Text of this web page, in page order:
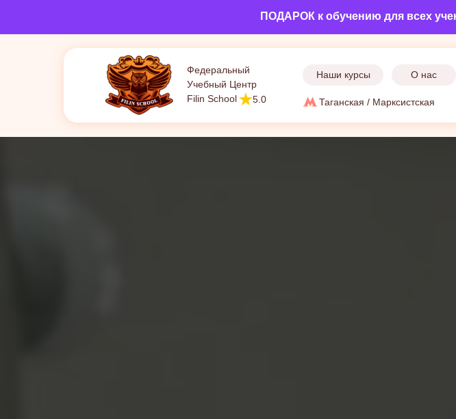
ПОДАРОК к обучению для всех
Федеральный
Учебный Центр
Filin School
Таганская / Марксистская
5.0
Наши курсы О нас